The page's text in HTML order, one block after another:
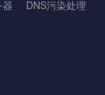
DNS污染处理